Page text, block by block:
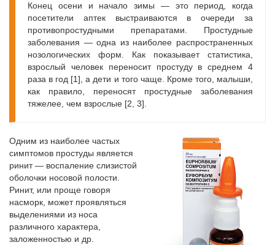
Конец осени и начало зимы — это период, когда
посетители аптек выстраиваются в очереди за
противопростудными препаратами. Простудные
заболевания — одна из наиболее распространенных
нозологических форм. Как показывает статистика,
взрослый человек переносит простуду в среднем 4
раза в год [1], а дети и того чаще. Кроме того, малыши,
как правило, переносят простудные заболевания
тяжелее, чем взрослые [2, 3].
Одним из наиболее частых
симптомов простуды является
ринит — воспаление слизистой
оболочки носовой полости.
Ринит, или проще говоря
насморк, может проявляться
выделениями из носа
различного характера,
заложенностью и др.